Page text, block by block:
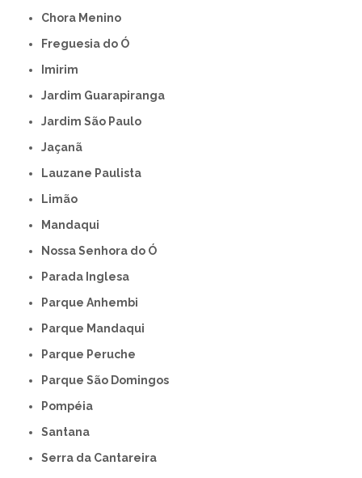
Chora Menino
Freguesia do Ó
Imirim
Jardim Guarapiranga
Jardim São Paulo
Jaçanã
Lauzane Paulista
Limão
Mandaqui
Nossa Senhora do Ó
Parada Inglesa
Parque Anhembi
Parque Mandaqui
Parque Peruche
Parque São Domingos
Pompéia
Santana
Serra da Cantareira